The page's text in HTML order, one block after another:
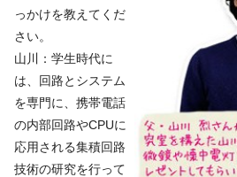
っかけを教えてくだ
さい。
山川：学生時代に
は、回路とシステム
を専門に、携帯電話
の内部回路やCPUに
応用される集積回路
技術の研究を行って